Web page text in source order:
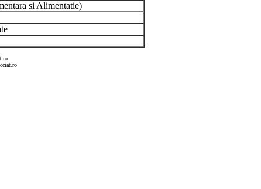
si Alimentatie)